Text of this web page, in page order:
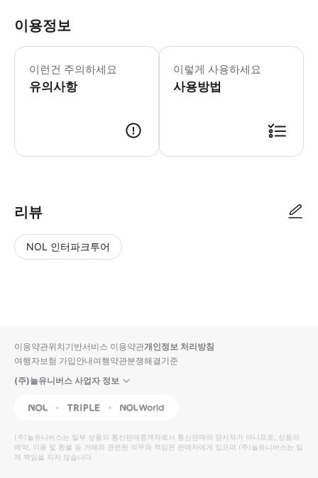
이용정보
이런건 주의하세요
유의사항
이렇게 사용하세요
사용방법
리뷰
NOL 인터파크투어
입니
다.
높
은
순
동
영
상
순
상
이용약관위치기반서비스 이용약관개인정보 처리방침
여행자보험 가입안내여행약관분쟁해결기준
(주)놀유니버스 사업자 정보
NOL Triple Interpark Global
(주)놀유니버스는 일부 상품의 통신판매중개자로서 통신판매의 당사자가 아니므로, 상품의
예약, 이용 및 환불 등 거래와 관련된 의무와 책임은 판매자에게 있으며 (주)놀유니버스는 일
체 책임을 지지 않습니다.